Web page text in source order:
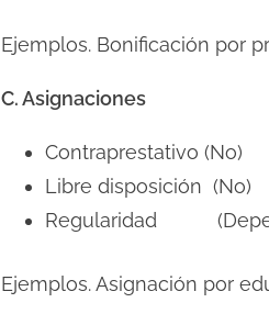
Ejemplos. Bonificación por
C. Asignaciones
Contraprestativo (No)
Libre disposición (No)
Regularidad
Ejemplos. Asignación por